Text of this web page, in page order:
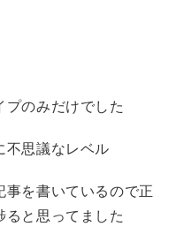
プのみだけでした
不思議なレベル
事を書いているので正
ると思ってました